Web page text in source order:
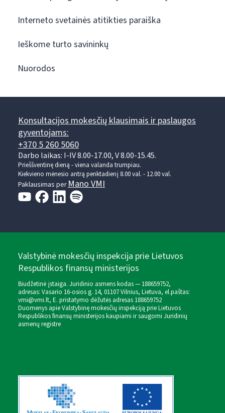
Interneto svetainės atitikties paraiška
Ieškome turto savininkų
Nuorodos
Konsultacijos mokesčių klausimais ir paslaugos
gyventojams:
+370 5 260 5060
Darbo laikas: I-IV 8.00-17.00, V 8.00-15.45.
Prieššventinę dieną - viena valanda trumpiau.
Kiekvieno mėnesio antrą penktadienį 8.00 val. - 12.00 val.
Paklausimas perMano VMI
Valstybinė mokesčių inspekcija prie Lietuvos
Respublikos finansų ministerijos
Biudžetinė įstaiga. Juridinio asmens kodas — 188659752,
adresas: Vasario 16-osios g. 14, 01107 Vilnius, Lietuva, el.paštas:
vmi@vmi.lt, E. pristatymo dėžutės adresas 188659752
Duomenys apie Valstybinę mokesčių inspekciją prie Lietuvos
Respublikos finansų ministerijos kaupiami ir saugomi Juridinių
asmenų registre